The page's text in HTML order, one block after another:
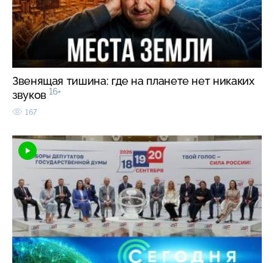
Звенящая тишина: где на планете нет никаких
звуков 16+
167